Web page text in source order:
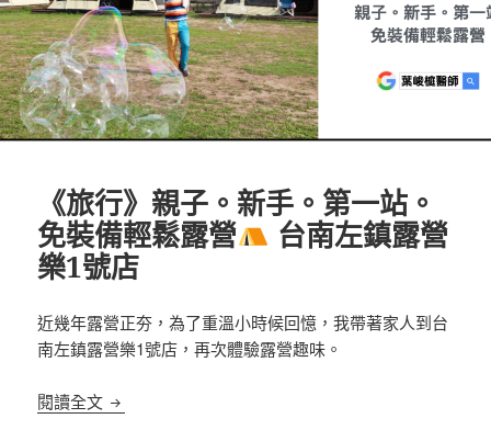
《旅行》親子。新手。第一站。
免裝備輕鬆露營
台南左鎮露營
樂1號店
近幾年露營正夯，為了重溫小時候回憶，我帶著家人到台
南左鎮露營樂1號店，再次體驗露營趣味。
閱讀全文 《旅行》親子。新手。第一站。免裝備輕鬆露營